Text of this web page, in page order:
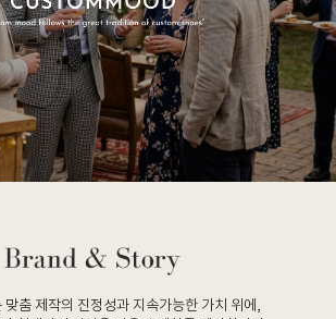
맞춤 제작의 진정성과 지속가능한 가치 위에,